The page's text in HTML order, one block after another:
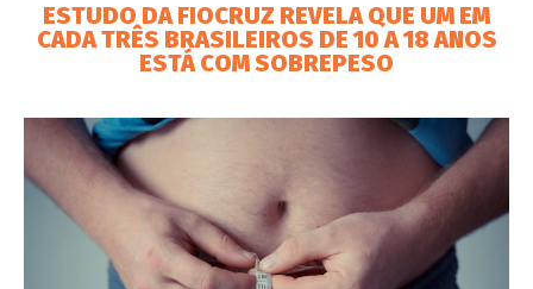
ESTUDO DA FIOCRUZ REVELA QUE UM EM
CADA TRÊS BRASILEIROS DE 10 A 18 ANOS
ESTÁ COM SOBREPESO